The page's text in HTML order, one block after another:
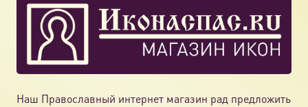
Наш Православный интернет магазин рад предложить